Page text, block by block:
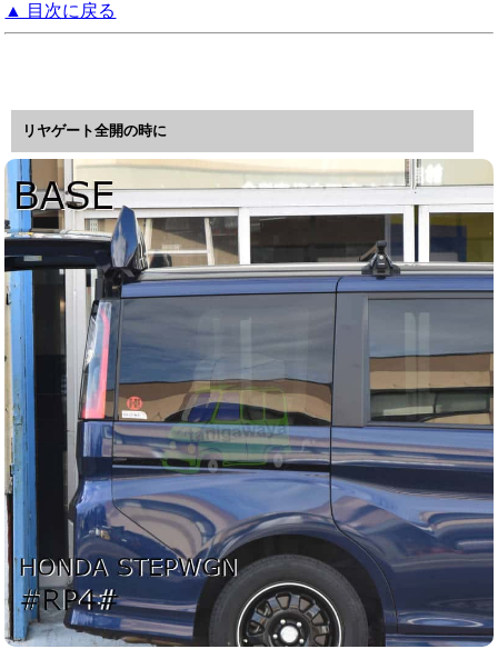
▲ 目次に戻る
リヤゲート全開の時に